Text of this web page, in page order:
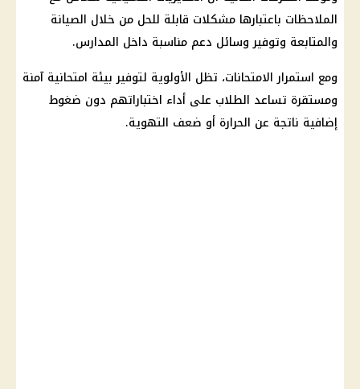
الملاحظات باعتبارها مشكلات قابلة للحل من خلال الصيانة
والمتابعة وتوفير وسائل دعم مناسبة داخل المدارس.
ومع استمرار الامتحانات، تظل الأولوية لتوفير بيئة امتحانية آمنة
ومستقرة تساعد الطلاب على أداء اختباراتهم دون ضغوط
إضافية ناتجة عن الحرارة أو ضعف التهوية.